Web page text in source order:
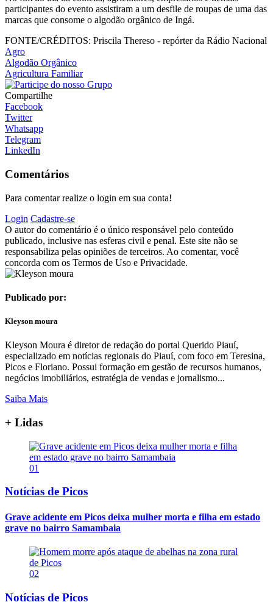
participantes do evento assistiram a um desfile de roupas de uma das
marcas que consome o algodão orgânico de Ingá.
FONTE/CRÉDITOS: Priscila Thereso - repórter da Rádio Nacional
Agro
Algodão Orgânico
Agricultura Familiar
Compartilhe
Facebook
Twitter
Whatsapp
Telegram
LinkedIn
Comentários
Para comentar realize o login em sua conta!
Login Cadastre-se
O autor do comentário é o único responsável pelo conteúdo
publicado, inclusive nas esferas civil e penal. Este site não se
responsabiliza pelas opiniões de terceiros. Ao comentar, você
concorda com os Termos de Uso e Privacidade.
Publicado por:
Kleyson moura
Kleyson Moura é diretor de redação do portal Querido Piauí,
especializado em notícias regionais do Piauí, com foco em Teresina,
Picos e Floriano. Possui formação em gestão de recursos humanos,
negócios imobiliários, estratégia de vendas e jornalismo...
Saiba Mais
+ Lidas
01
Notícias de Picos
Grave acidente em Picos deixa mulher morta e filha em estado
grave no bairro Samambaia
02
Notícias de Picos